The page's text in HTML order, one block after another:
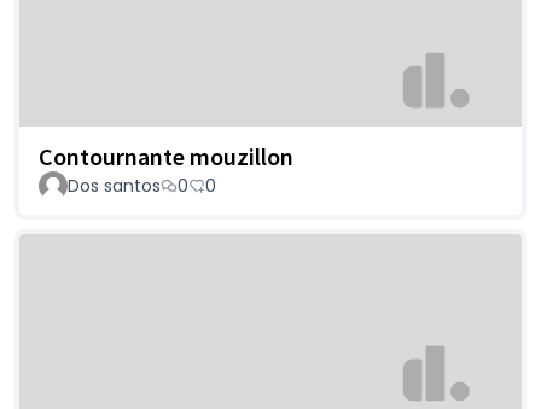
Contournante mouzillon
Dos santos 0 0